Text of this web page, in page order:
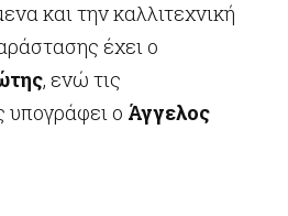
και την καλλιτεχνική
έχει ο
, ενώ τις
υπογράφει ο Άγγελος